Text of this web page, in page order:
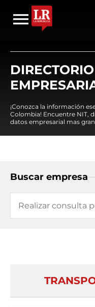
¡Conozca la información
Colombia! Encuentre NIT,
datos empresarial mas
Buscar empresa